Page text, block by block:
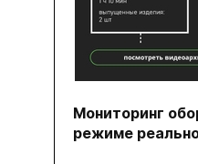
Мониторинг
режиме